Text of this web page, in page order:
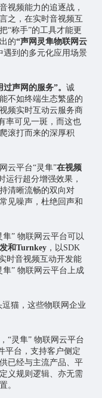
视频能力的追逐战，
之，在实时音视频互
“称手”的工具才能更
的“声网灵隼物联网云
遇到的多元化应用场景
声网的服务”。 诚
不如终端生态繁盛的
频实时互动云服务商
率可见一斑，而这也
滚打而来的深厚积
云平台“灵隼”在视频
运行超分增强效果，
持清晰流畅的双向对
见噪声，杜绝回声和
” 物联网云平台可以
和Turnkey，以SDK
时音视频互动开发能
” 物联网云平台上成
“灵隼” 物联网云平台
平台，支持客户侧定
已经与主流产品、平
义规则逻辑、亦无需
。